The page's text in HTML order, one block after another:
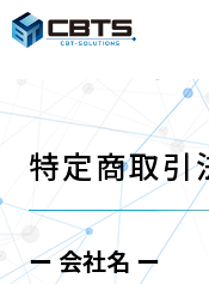
特定商取引
ー 会社名 ー